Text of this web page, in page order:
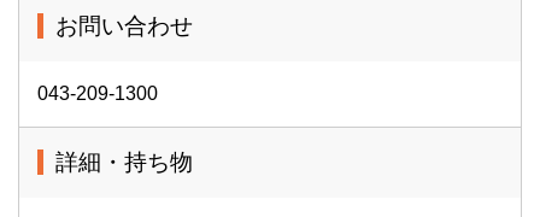
お問い合わせ
043-209-1300
詳細・持ち物